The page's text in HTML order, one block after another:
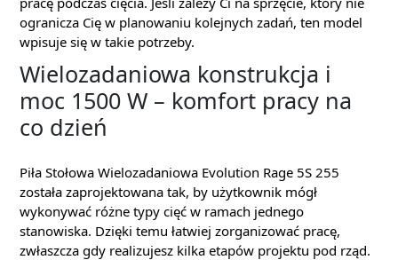
ogranicza Cię w planowaniu kolejnych zadań, ten model
wpisuje się w takie potrzeby.
Wielozadaniowa konstrukcja i
moc 1500 W – komfort pracy na
co dzień
Piła Stołowa Wielozadaniowa Evolution Rage 5S 255
została zaprojektowana tak, by użytkownik mógł
wykonywać różne typy cięć w ramach jednego
stanowiska. Dzięki temu łatwiej zorganizować pracę,
zwłaszcza gdy realizujesz kilka etapów projektu pod rząd.